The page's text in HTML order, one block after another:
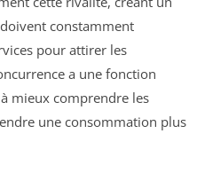
constamment
pour attirer les
a une fonction
mieux comprendre les
une consommation plus